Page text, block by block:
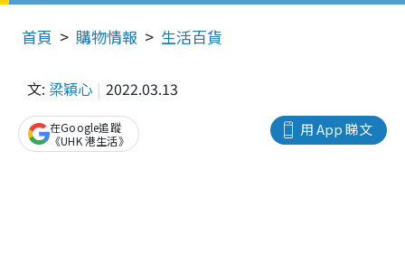
首頁 購物情報 生活百貨
文: 梁穎心 2022.03.13
用 App 睇文
在Google追蹤
《UHK 港生活》